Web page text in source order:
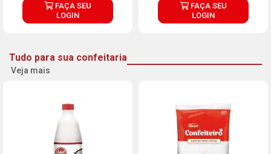
FAÇA SEU
LOGIN
FAÇA SEU
LOGIN
Tudo para sua confeitaria
Veja mais